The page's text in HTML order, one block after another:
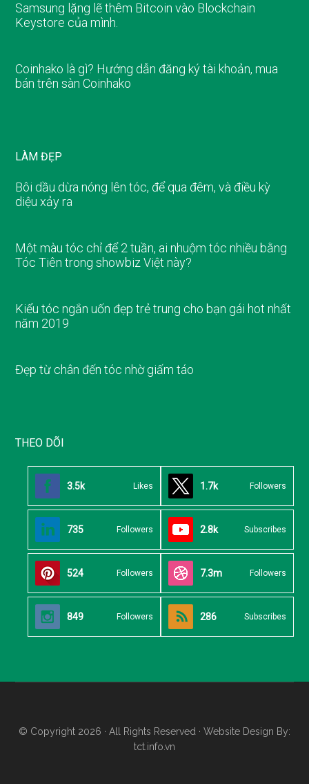
Samsung lặng lẽ thêm Bitcoin vào Blockchain
Keystore của mình.
Coinhako là gì? Hướng dẫn đăng ký tài khoản, mua
bán trên sàn Coinhako
LÀM ĐẸP
Bôi dầu dừa nóng lên tóc, để qua đêm, và điều kỳ
diệu xảy ra
Một màu tóc chỉ để 2 tuần, ai nhuộm tóc nhiều bằng
Tóc Tiên trong showbiz Việt này?
Kiểu tóc ngắn uốn đẹp trẻ trung cho bạn gái hot nhất
năm 2019
Đẹp từ chân đến tóc nhờ giấm táo
THEO DÕI
3.5k Likes 1.7k Followers
735 Followers 2.8k Subscribes
524 Followers 7.3m Followers
849 Followers 286 Subscribes
© Copyright 2026 · All Rights Reserved · Website Design By:
tct.info.vn